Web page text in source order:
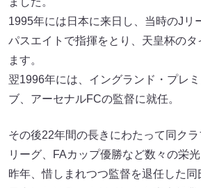
1995年には日本に来日し、当時のJリ
パスエイトで指揮をとり、天皇杯の
ます。
翌1996年には、イングランド・プレ
ブ、アーセナルFCの監督に就任。
その後22年間の長きにわたって同ク
リーグ、FAカップ優勝など数々の栄光
昨年、惜しまれつつ監督を退任した